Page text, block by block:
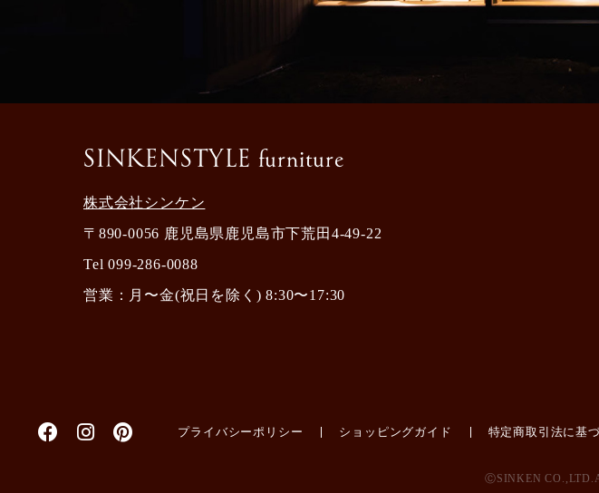
SINKENSTYLE furniture
株式会社シンケン
〒890-0056 鹿児島県鹿児島市下荒田4-49-22
Tel099-286-0088
営業：月〜金(祝日を除く) 8:30〜17:30
プライバシーポリシー ショッピングガイド 特定商取引法に基
ⒸSINKEN